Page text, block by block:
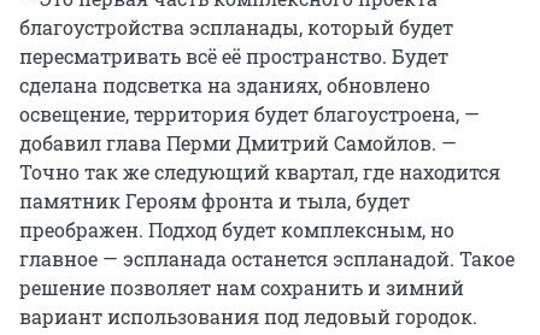
благоустройства эспланады, который будет
пересматривать всё её пространство. Будет
сделана подсветка на зданиях, обновлено
освещение, территория будет благоустроена, —
добавил глава Перми Дмитрий Самойлов. —
Точно так же следующий квартал, где находится
памятник Героям фронта и тыла, будет
преображен. Подход будет комплексным, но
главное — эспланада останется эспланадой. Такое
решение позволяет нам сохранить и зимний
вариант использования под ледовый городок.